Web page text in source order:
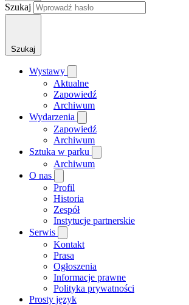
Szukaj
Szukaj
Wystawy
Aktualne
Zapowiedź
Archiwum
Wydarzenia
Zapowiedź
Archiwum
Sztuka w parku
Archiwum
O nas
Profil
Historia
Zespół
Instytucje partnerskie
Serwis
Kontakt
Prasa
Ogłoszenia
Informacje prawne
Polityka prywatności
Prosty język